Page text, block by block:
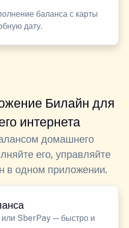
баланса с карты
дату.
Билайн для
интернета
домашнего
его, управляйте
в одном приложении.
SberPay — быстро и